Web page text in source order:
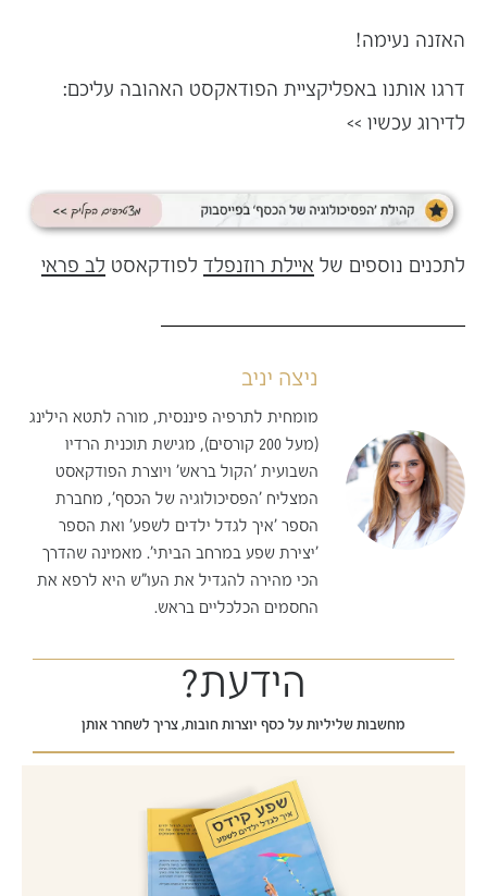
האזנה נעימה!
דרגו אותנו באפליקציית הפודאקסט האהובה עליכם:
לדירוג עכשיו >>
לתכנים נוספים של איילת רוזנפלד לפודקאסט לב פראי
ניצה יניב
מומחית לתרפיה פיננסית, מורה לתטא הילינג
(מעל 200 קורסים), מגישת תוכנית הרדיו
השבועית 'הקול בראש' ויוצרת הפודקאסט
המצליח 'הפסיכולוגיה של הכסף', מחברת
הספר 'איך לגדל ילדים לשפע' ואת הספר
'יצירת שפע במרחב הביתי'. מאמינה שהדרך
הכי מהירה להגדיל את העו"ש היא לרפא את
החסמים הכלכליים בראש.
הידעת?
מחשבות שליליות על כסף יוצרות חובות, צריך לשחרר אותן